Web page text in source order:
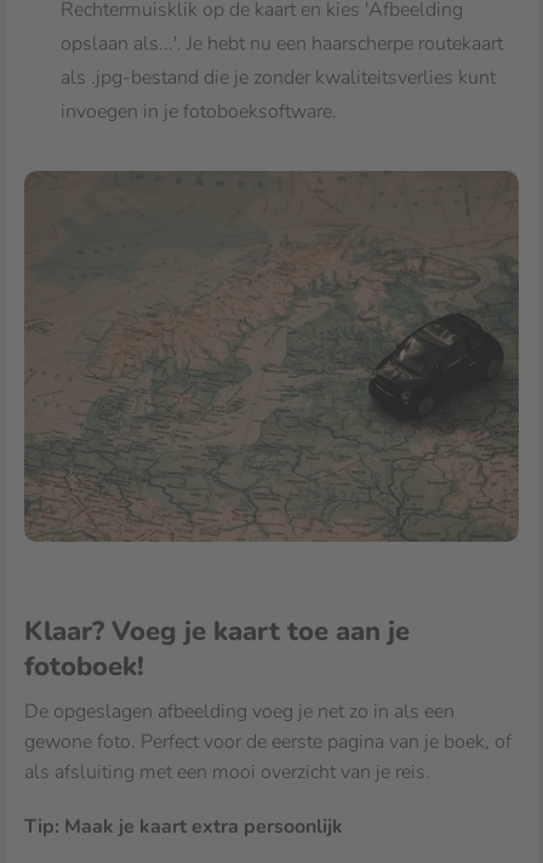
Rechtermuisklik op de kaart en kies 'Afbeelding
opslaan als...'. Je hebt nu een haarscherpe routekaart
als .jpg-bestand die je zonder kwaliteitsverlies kunt
invoegen in je fotoboeksoftware.
Klaar? Voeg je kaart toe aan je
fotoboek!
De opgeslagen afbeelding voeg je net zo in als een
gewone foto. Perfect voor de eerste pagina van je boek, of
als afsluiting met een mooi overzicht van je reis.
Tip: Maak je kaart extra persoonlijk